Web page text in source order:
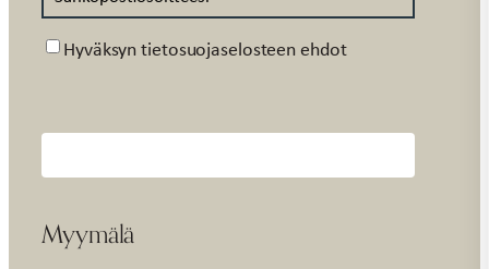
Suostumus
Hyväksyn tietosuojaselosteen ehdot
Myymälä